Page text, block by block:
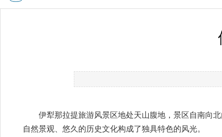
伊犁那拉提旅游风景区地处天山腹地，景区自南向
自然景观、悠久的历史文化构成了独具特色的风光。